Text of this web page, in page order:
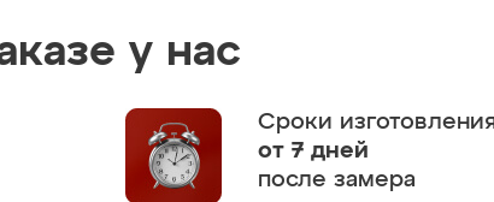
у нас
Сроки
от 7 дней
после замера